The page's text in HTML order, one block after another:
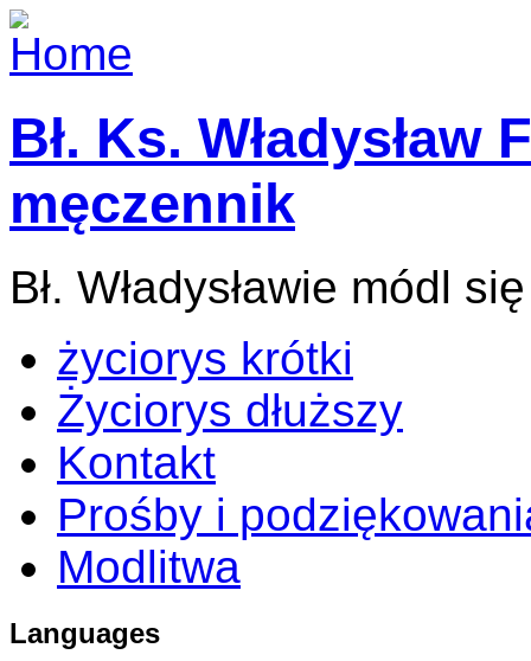
Bł. Ks. Władysław
męczennik
Bł. Władysławie módl
życiorys krótki
Życiorys dłuższy
Kontakt
Prośby i
Modlitwa
Languages